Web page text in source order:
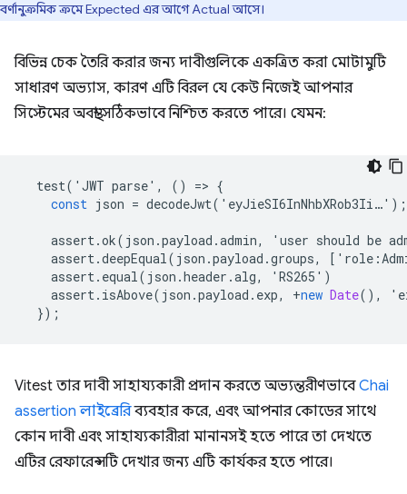
বর্ণানুক্রমিক ক্রমে Expected এর আগে Actual আসে।
বিভিন্ন চেক তৈরি করার জন্য দাবীগুলিকে একত্রিত করা মোটামুটি
সাধারণ অভ্যাস, কারণ এটি বিরল যে কেউ নিজেই আপনার
সিস্টেমের অবস্থা সঠিকভাবে নিশ্চিত করতে পারে। যেমন:
test( ' JWT parse' , () => {
const json = decodeJwt( ' eyJieSI6InNhbXRob3Ii…' );
assert.ok( json .payload .admin, ' user should be
assert.deepEqual( json .payload .groups, [ ' role :
assert. equal( json .header .alg, ' RS265 ' )
assert. isAbove( json .payload . exp, +new Date(), '
});
Vitest তার দাবী সাহায্যকারী প্রদান করতে অভ্যন্তরীণভাবেChai
assertion লাইব্রেরিব্যবহার করে, এবং আপনার কোডের সাথে
কোন দাবী এবং সাহায্যকারীরা মানানসই হতে পারে তা দেখতে
এটির রেফারেন্সটি দেখার জন্য এটি কার্যকর হতে পারে।